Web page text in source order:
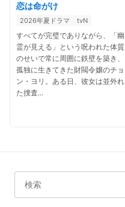
恋は命がけ
2026年夏ドラマ tvN
すべてが完璧でありながら、「幽
霊が見える」という呪われた体質
のせいで常に周囲に鉄壁を築き、
孤独に生きてきた財閥令嬢のチョ
ン・ヨリ。ある日、彼女は並外れ
た捜査...